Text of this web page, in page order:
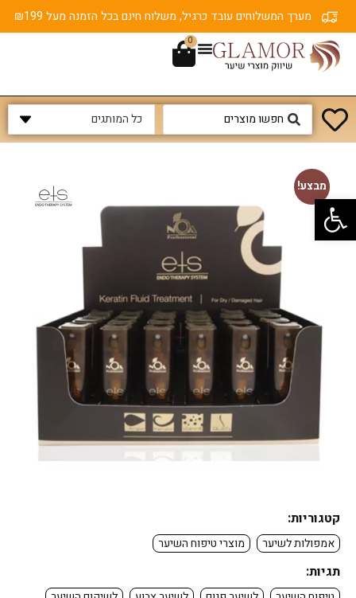
פתח סרגל נגישות
מערך המשלוחים עובד כרגיל, משלוח חינם בכל הזמנה מעל ₪199
0
מבצע!
קטגוריות:
אמפולות לשיער מוצרי טיפוח השיער
תגיות: